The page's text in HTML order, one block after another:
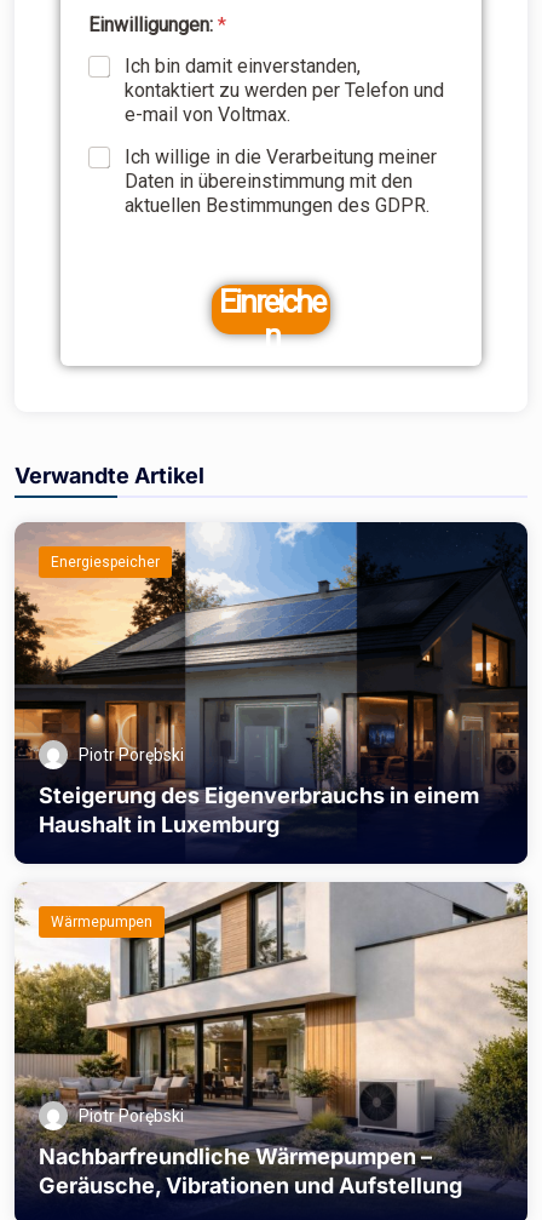
a
s
I
h
Einwilligungen: *
Ich bin damit einverstanden,
kontaktiert zu werden per Telefon und
e-mail von Voltmax.
Ich willige in die Verarbeitung meiner
Daten in übereinstimmung mit den
aktuellen Bestimmungen des GDPR.
Einreiche
n
Verwandte Artikel
Energiespeicher
Piotr Porębski
Steigerung des Eigenverbrauchs in einem
Haushalt in Luxemburg
Wärmepumpen
Piotr Porębski
Nachbarfreundliche Wärmepumpen –
Geräusche, Vibrationen und Aufstellung